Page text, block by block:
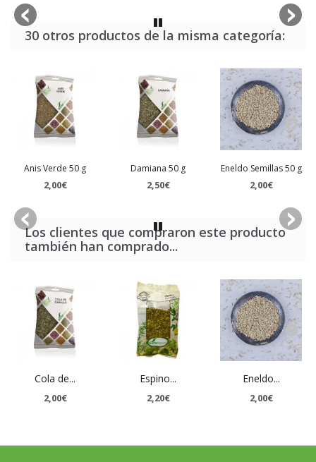
30 otros productos de la misma categoría:
Anis Verde 50 g
2,00€
Damiana 50 g
2,50€
Eneldo Semillas 50 g
2,00€
Los clientes que compraron este producto
también han comprado...
Cola de...
2,00€
Espino...
2,20€
Eneldo...
2,00€